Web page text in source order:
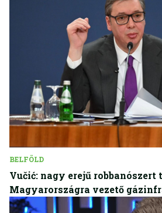
BELFÖLD
Vučić: nagy erejű
Magyarországra vezető